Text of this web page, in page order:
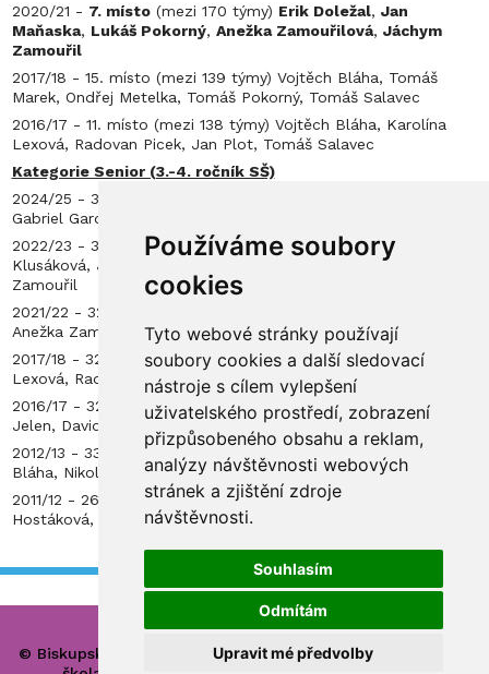
Používáme soubory
cookies
Tyto webové stránky používají
soubory cookies a další sledovací
nástroje s cílem vylepšení
uživatelského prostředí, zobrazení
přizpůsobeného obsahu a reklam,
analýzy návštěvnosti webových
stránek a zjištění zdroje
návštěvnosti.
Souhlasím
Odmítám
Upravit mé předvolby
2020/21 - 7. místo(mezi 170 týmy) Erik Doležal, Jan
Maňaska, Lukáš Pokorný, Anežka Zamouřilová, Jáchym
Zamouřil
2017/18 - 15. místo (mezi 139 týmy) Vojtěch Bláha, Tomáš
Marek, Ondřej Metelka, Tomáš Pokorný, Tomáš Salavec
2016/17 - 11. místo (mezi 138 týmy) Vojtěch Bláha, Karolína
Lexová, Radovan Picek, Jan Plot, Tomáš Salavec
Kategorie Senior (3.-4. ročník SŠ)
2024/25 - 38. místo (mezi 144 týmy) Jan Dresler, Martin
Gabriel Gardea, Dalibor Golka, Jan Reschel, Jan Vestfál
2022/23 - 38. místo (mezi 135 týmy) Matyáš Hercík, Barbora
Klusáková, Jan Maňaska, Anežka Zamouřilová, Jáchym
Zamouřil
2021/22 - 32. místo (mezi 116 týmy) Erik Doležal, Jan Maňaska,
Anežka Zamouřilová, Jáchym Zamouřil, Veronika Horáková
2017/18 - 32. místo (mezi 139 týmy) Jakub Jelen, Karolína
Lexová, Radovan Picek, Václav Voltr, Veronika Zámečníková
2016/17 - 32. místo (mezi 137 týmy) Ondřej Daneš, Jakub
Jelen, David Novák, Václav Voltr, Adrien Zámečník
2012/13 - 33. místo (mezi 81 týmy) Eliška Beránková, Petr
Bláha, Nikola Foffová, David Suchánek, Dominik Vach
2011/12 - 26. místo (mezi 142 týmy) František Divecký, Tereza
Hostáková, Ondřej Hromádka, Marek Lisý, Dominik Vach
© Biskupské gymnázium, církevní základní škola, mateřská